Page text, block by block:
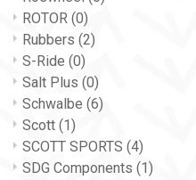
ROTOR (0)
Rubbers (2)
S-Ride (0)
Salt Plus (0)
Schwalbe (6)
Scott (1)
SCOTT SPORTS (4)
SDG Components (1)